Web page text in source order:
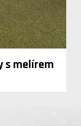
s melírem